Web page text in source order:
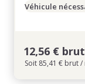
Véhicule
12,56 €
Soit 85,41 € brut /